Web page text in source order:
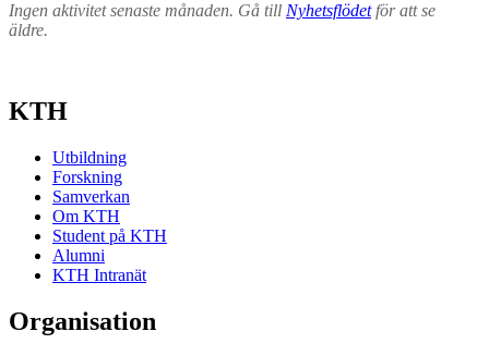
Ingen aktivitet senaste månaden. Gå till Nyhetsflödetför att se
äldre.
KTH
Utbildning
Forskning
Samverkan
Om KTH
Student på KTH
Alumni
KTH Intranät
Organisation